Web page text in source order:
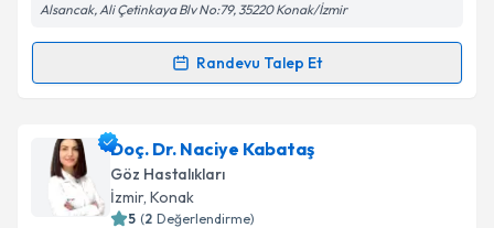
Kişisel verilerimin işlenmesine ilişkin
Metni'ni okudum ve kişisel verilerimin belirtilen
kapsamda işlenmesini kabul ediyorum.
Alsancak, Ali Çetinkaya Blv No:79, 35220 Konak/İzmir
Randevu Talep Et
Randevu Takvimi Talebi
Yrd. Doç. Dr. Mustafa AKSOYiçin randevu takvimi
talebi oluşturun. Size bu uzmandan randevu almanız
için bir takvim hazırlandığında e-posta ile
bilgilendireceğiz.
Doç. Dr. Naciye Kabataş
Göz Hastalıkları
İzmir, Konak
5 (2 Değerlendirme)